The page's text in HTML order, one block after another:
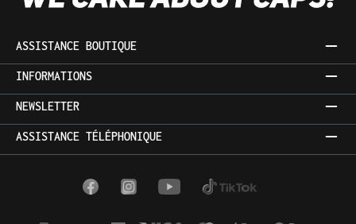
ASSISTANCE BOUTIQUE
INFORMATIONS
NEWSLETTER
ASSISTANCE TÉLÉPHONIQUE